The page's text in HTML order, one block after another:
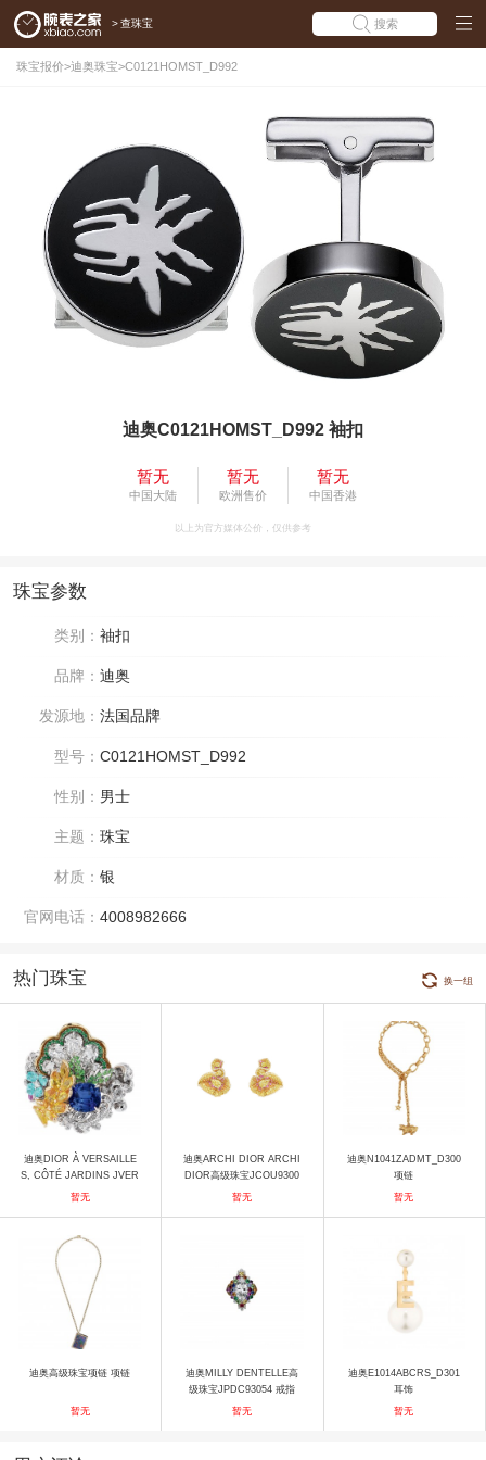
> 查珠宝 搜索
珠宝报价>迪奥珠宝>C0121HOMST_D992
迪奥C0121HOMST_D992 袖扣
暂无
中国大陆
暂无
欧洲售价
暂无
中国香港
以上为官方媒体公价，仅供参考
珠宝参数
类别： 袖扣
品牌： 迪奥
发源地： 法国品牌
型号： C0121HOMST_D992
性别： 男士
主题： 珠宝
材质： 银
官网电话： 4008982666
热门珠宝 换一组
迪奥DIOR À VERSAILLE
S, CÔTÉ JARDINS JVER
93075 0000 戒指
暂无
迪奥ARCHI DIOR ARCHI
DIOR高级珠宝JCOU9300
8_0000 耳饰
暂无
迪奥N1041ZADMT_D300
项链
暂无
迪奥高级珠宝项链 项链
暂无
迪奥MILLY DENTELLE高
级珠宝JPDC93054 戒指
暂无
迪奥E1014ABCRS_D301
耳饰
暂无